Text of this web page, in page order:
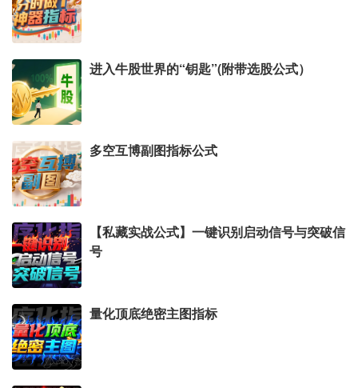
进入牛股世界的“钥匙”(附带选股公式）
多空互博副图指标公式
【私藏实战公式】一键识别启动信号与突破信
号
量化顶底绝密主图指标